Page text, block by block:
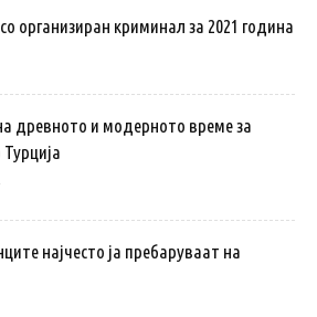
организиран криминал за 2021 година
древното и модерното време за
најчесто ја пребаруваат на